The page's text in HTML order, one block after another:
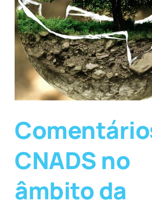
CNADS no
âmbito da